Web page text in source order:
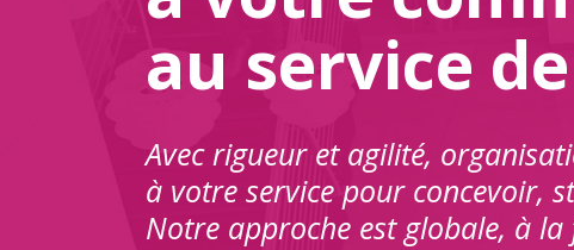
au service
Avec rigueur et agilité,
à votre service pour concevoir,
Notre approche est globale, à